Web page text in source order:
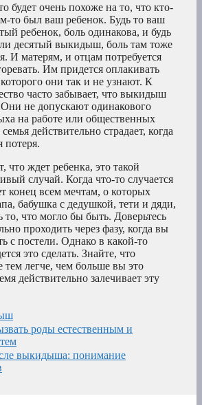
будет очень похоже на то, что кто-
то был ваш ребенок. Будь то ваш
ребенок, боль одинакова, и будь
десятый выкидыш, боль там тоже
И матерям, и отцам потребуется
Им придется оплакивать
они так и не узнают. К
часто забывает, что выкидыш
не допускают одинакового
на работе или общественных
действительно страдает, когда
потеря.
что ждет ребенка, это такой
случай. Когда что-то случается
конец всем мечтам, о которых
бабушка с дедушкой, тети и дяди,
то, что могло бы быть. Доверьтесь
проходить через фазу, когда вы
с постели. Однако в какой-то
это сделать. Знайте, что
тем легче, чем больше вы это
действительно залечивает эту
роды естественным и
выкидыша: понимание